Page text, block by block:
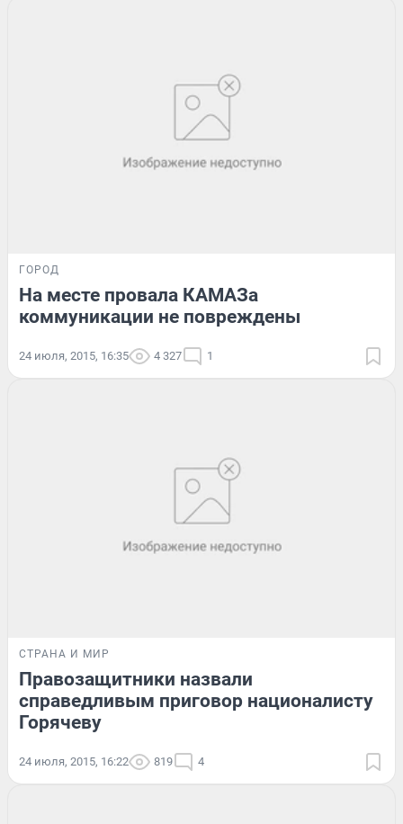
ГОРОД
На месте провала КАМАЗа
коммуникации не повреждены
24 июля, 2015, 16:35 4 327 1
СТРАНА И МИР
Правозащитники назвали
справедливым приговор националисту
Горячеву
24 июля, 2015, 16:22 819 4